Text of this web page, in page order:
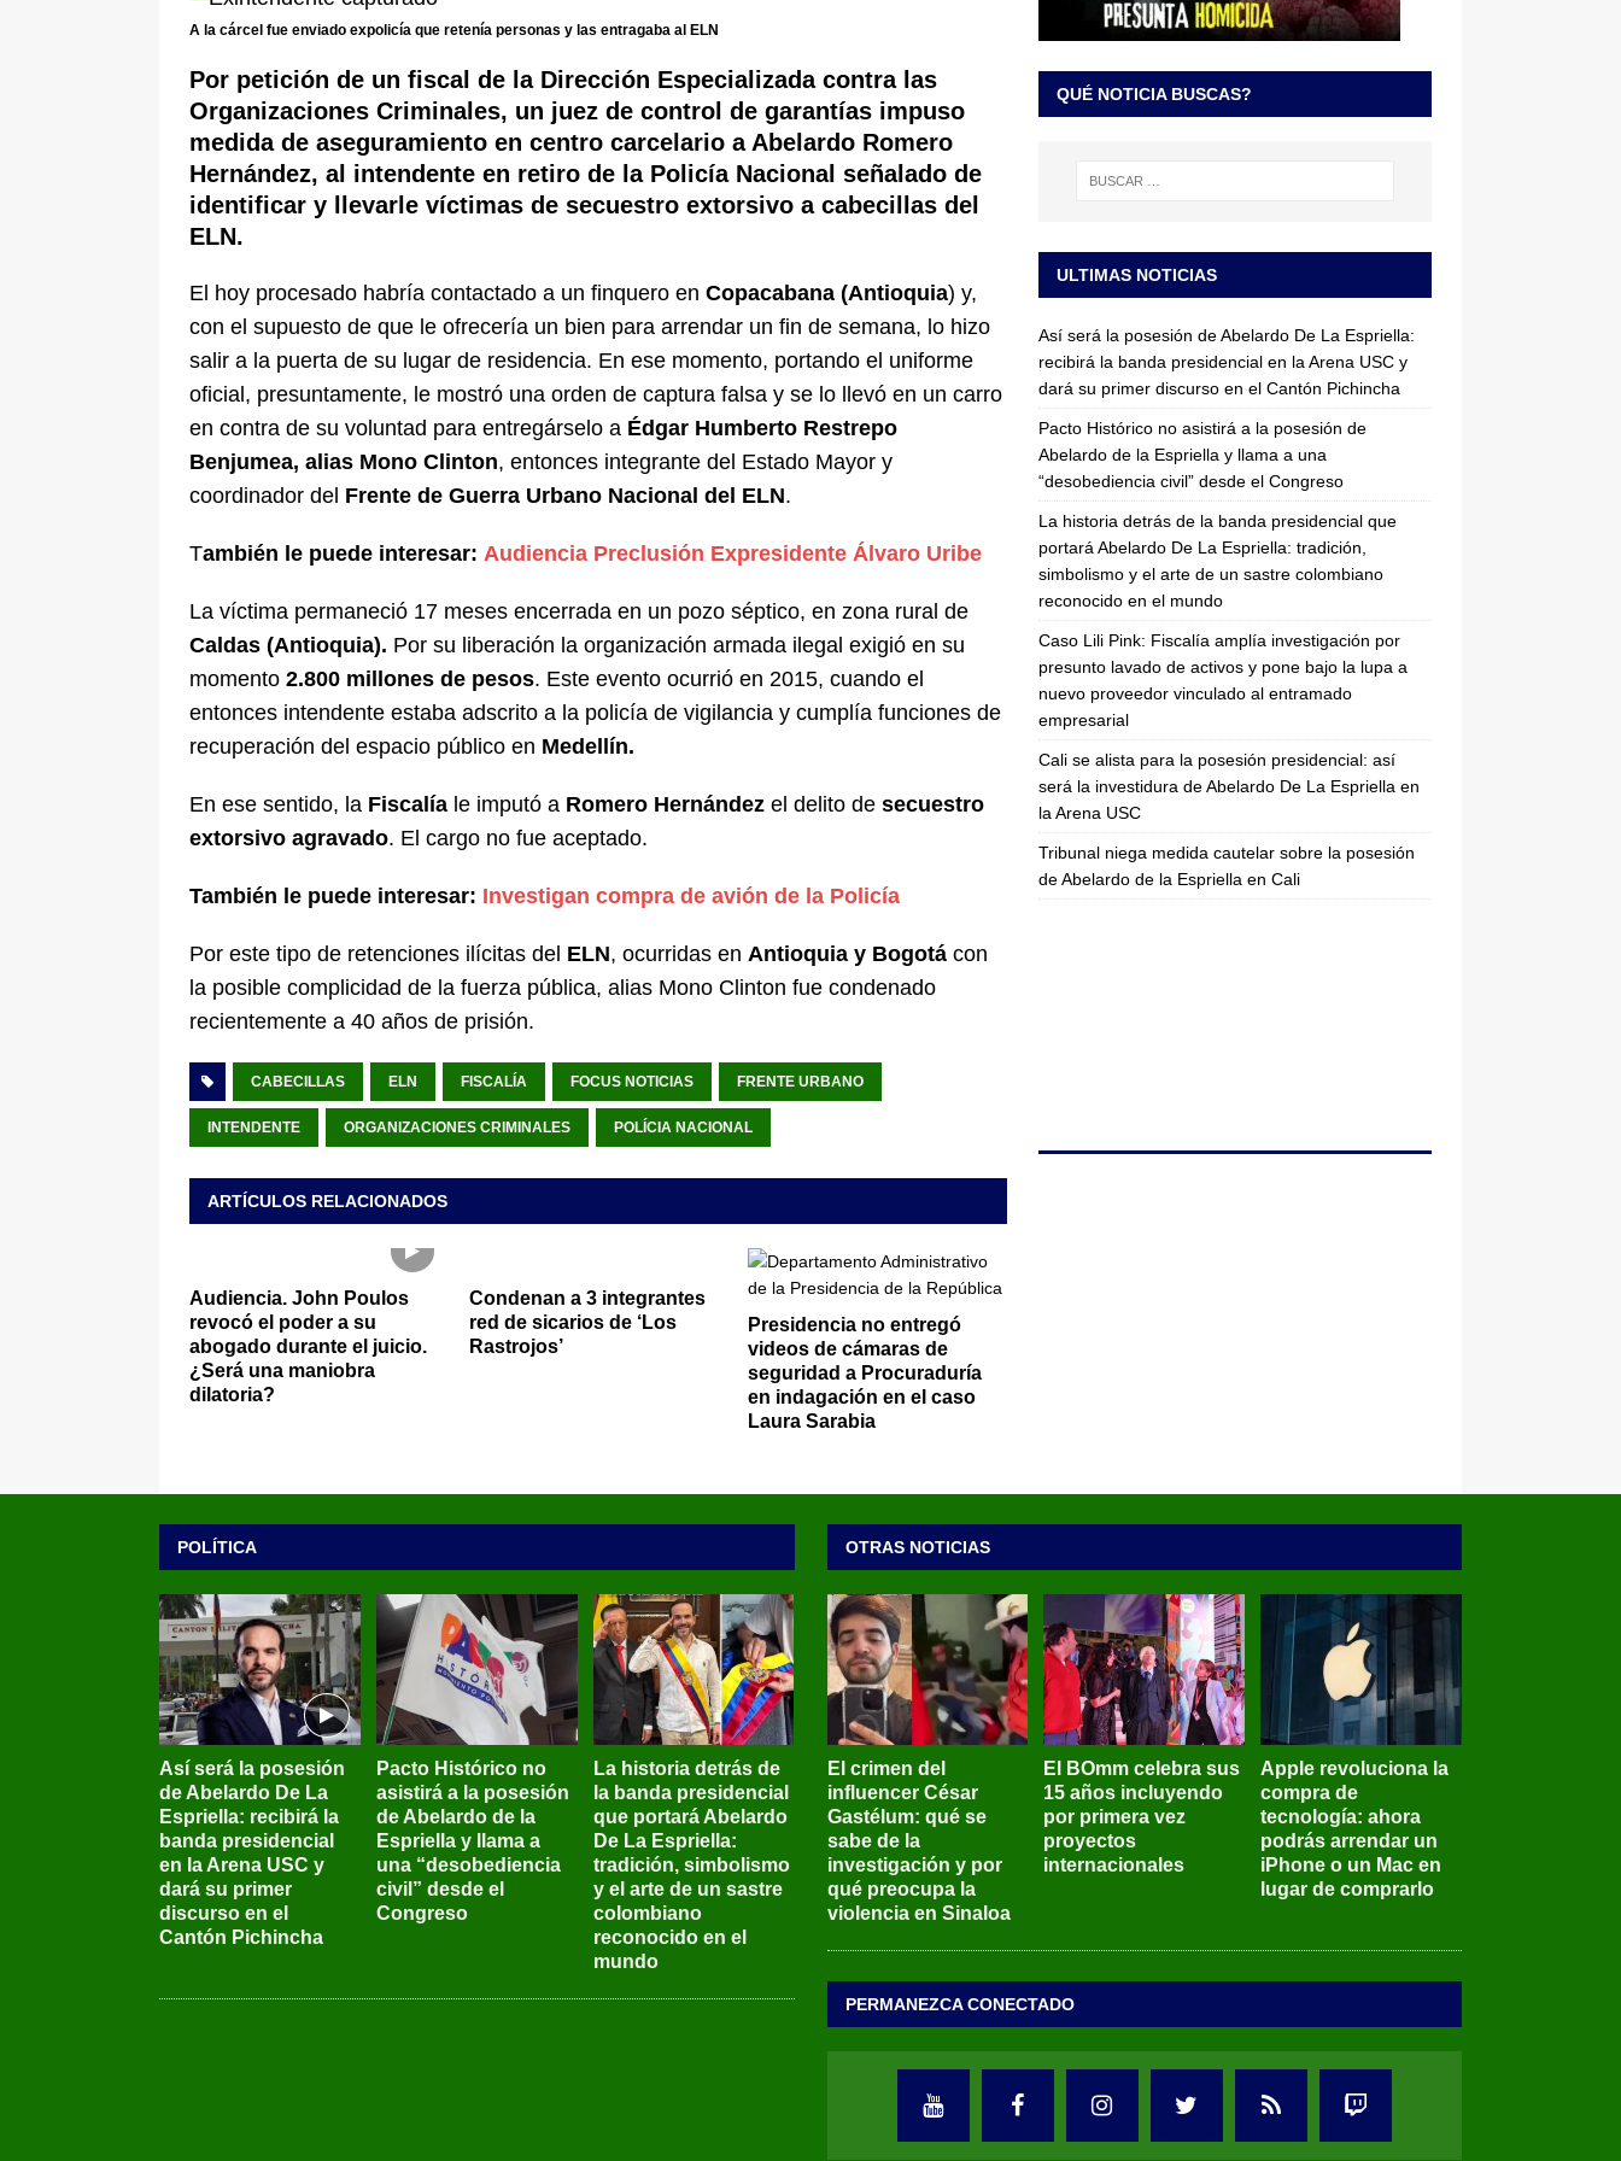
pone bajo la lupa a nuevo proveedor vinculado al entramado empresarial
De La Espriella en la Arena USC LO ÚLTIMO
A la cárcel fue enviado expolicía que retenía personas y las entragaba al ELN
Por petición de un fiscal de la Dirección Especializada contra las
Organizaciones Criminales, un juez de control de garantías impuso
medida de aseguramiento en centro carcelario a Abelardo Romero
Hernández, al intendente en retiro de la Policía Nacional señalado de
identificar y llevarle víctimas de secuestro extorsivo a cabecillas del
ELN.
El hoy procesado habría contactado a un finquero en Copacabana (Antioquia) y,
con el supuesto de que le ofrecería un bien para arrendar un fin de semana, lo hizo
salir a la puerta de su lugar de residencia. En ese momento, portando el uniforme
oficial, presuntamente, le mostró una orden de captura falsa y se lo llevó en un carro
en contra de su voluntad para entregárselo a Édgar Humberto Restrepo
Benjumea, alias Mono Clinton, entonces integrante del Estado Mayor y
coordinador del Frente de Guerra Urbano Nacional del ELN.
También le puede interesar: Audiencia Preclusión Expresidente Álvaro Uribe
La víctima permaneció 17 meses encerrada en un pozo séptico, en zona rural de
Caldas (Antioquia). Por su liberación la organización armada ilegal exigió en su
momento 2.800 millones de pesos. Este evento ocurrió en 2015, cuando el
entonces intendente estaba adscrito a la policía de vigilancia y cumplía funciones de
recuperación del espacio público en Medellín.
En ese sentido, la Fiscalía le imputó a Romero Hernández el delito de secuestro
extorsivo agravado. El cargo no fue aceptado.
También le puede interesar: Investigan compra de avión de la Policía
Por este tipo de retenciones ilícitas del ELN, ocurridas en Antioquia y Bogotá con
la posible complicidad de la fuerza pública, alias Mono Clinton fue condenado
recientemente a 40 años de prisión.
CABECILLAS ELN FISCALÍA FOCUS NOTICIAS FRENTE URBANO
INTENDENTE ORGANIZACIONES CRIMINALES POLÍCIA NACIONAL
ARTÍCULOS RELACIONADOS
Audiencia. John Poulos
revocó el poder a su
abogado durante el juicio.
¿Será una maniobra
dilatoria?
Condenan a 3 integrantes
red de sicarios de ‘Los
Rastrojos’
Presidencia no entregó
videos de cámaras de
seguridad a Procuraduría
en indagación en el caso
Laura Sarabia
QUÉ NOTICIA BUSCAS?
ULTIMAS NOTICIAS
Así será la posesión de Abelardo De La Espriella:
recibirá la banda presidencial en la Arena USC y
dará su primer discurso en el Cantón Pichincha
Pacto Histórico no asistirá a la posesión de
Abelardo de la Espriella y llama a una
“desobediencia civil” desde el Congreso
La historia detrás de la banda presidencial que
portará Abelardo De La Espriella: tradición,
simbolismo y el arte de un sastre colombiano
reconocido en el mundo
Caso Lili Pink: Fiscalía amplía investigación por
presunto lavado de activos y pone bajo la lupa a
nuevo proveedor vinculado al entramado
empresarial
Cali se alista para la posesión presidencial: así
será la investidura de Abelardo De La Espriella en
la Arena USC
Tribunal niega medida cautelar sobre la posesión
de Abelardo de la Espriella en Cali
POLÍTICA
Así será la posesión
de Abelardo De La
Espriella: recibirá la
banda presidencial
en la Arena USC y
dará su primer
discurso en el
Cantón Pichincha
Pacto Histórico no
asistirá a la posesión
de Abelardo de la
Espriella y llama a
una “desobediencia
civil” desde el
Congreso
La historia detrás de
la banda presidencial
que portará Abelardo
De La Espriella:
tradición, simbolismo
y el arte de un sastre
colombiano
reconocido en el
mundo
OTRAS NOTICIAS
El crimen del
influencer César
Gastélum: qué se
sabe de la
investigación y por
qué preocupa la
violencia en Sinaloa
El BOmm celebra sus
15 años incluyendo
por primera vez
proyectos
internacionales
Apple revoluciona la
compra de
tecnología: ahora
podrás arrendar un
iPhone o un Mac en
lugar de comprarlo
PERMANEZCA CONECTADO